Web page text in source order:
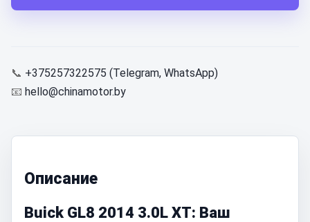
📞 +375257322575 (Telegram, WhatsApp)
📧 hello@chinamotor.by
Описание
Buick GL8 2014 3.0L XT: Ваш